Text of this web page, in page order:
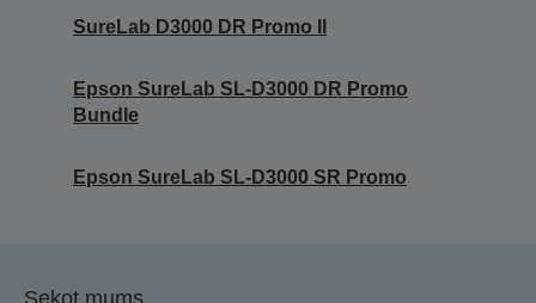
SureLab D3000 DR Promo II
Epson SureLab SL-D3000 DR Promo
Bundle
Epson SureLab SL-D3000 SR Promo
Sekot mums